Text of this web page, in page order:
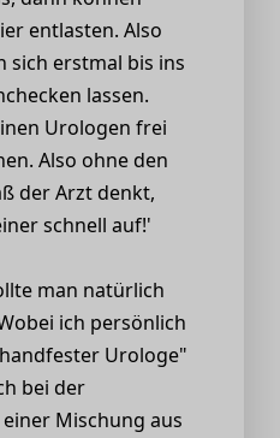
entlasten. Also
sich erstmal bis ins
lassen.
Urologen frei
Also ohne den
der Arzt denkt,
schnell auf!'
man natürlich
ich persönlich
Urologe"
bei der
Mischung aus